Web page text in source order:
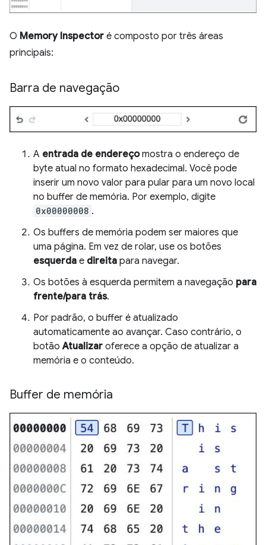
O Memory Inspector é composto por três áreas
principais:
Barra de navegação
A entrada de endereçomostra o endereço de
byte atual no formato hexadecimal. Você pode
inserir um novo valor para pular para um novo local
no buffer de memória. Por exemplo, digite
0x00000008 .
Os buffers de memória podem ser maiores que
uma página. Em vez de rolar, use os botões
esquerda e direita para navegar.
Os botões à esquerda permitem a navegação para
frente/para trás.
Por padrão, o buffer é atualizado
automaticamente ao avançar. Caso contrário, o
botãoAtualizar oferece a opção de atualizar a
memória e o conteúdo.
Buffer de memória